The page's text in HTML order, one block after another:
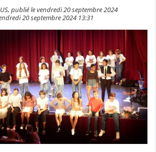
publié le vendredi 20 septembre 2024
20 septembre 2024 13:31